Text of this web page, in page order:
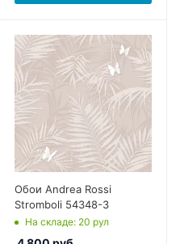
Обои Andrea Rossi
Stromboli 54348-3
На складе: 20 рул